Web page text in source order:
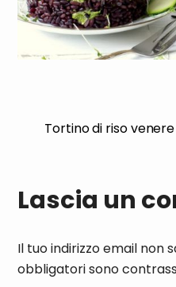
Tortino di riso
Lascia un
Il tuo indirizzo email non
obbligatori sono